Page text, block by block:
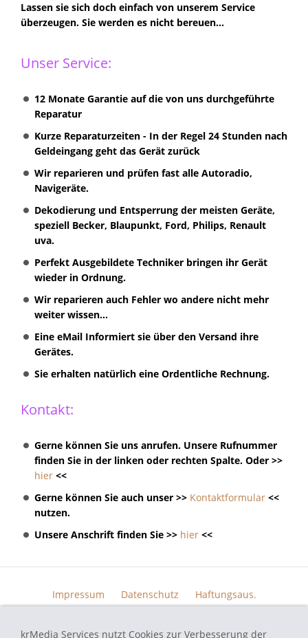
Lassen sie sich doch einfach von unserem Service
überzeugen. Sie werden es nicht bereuen...
Unser Service:
12 Monate Garantie auf die von uns durchgeführte
Reparatur
Kurze Reparaturzeiten - In der Regel 24 Stunden nach
Geldeingang geht das Gerät zurück
Wir reparieren und prüfen fast alle Autoradio,
Navigeräte.
Dekodierung und Entsperrung der meisten Geräte,
speziell Becker, Blaupunkt, Ford, Philips, Renault
uva.
Perfekt Ausgebildete Techniker bringen ihr Gerät
wieder in Ordnung.
Wir reparieren auch Fehler wo andere nicht mehr
weiter wissen...
Eine eMail Informiert sie über den Versand ihre
Gerätes.
Sie erhalten natürlich eine Ordentliche Rechnung.
Kontakt:
Gerne können Sie uns anrufen. Unsere Rufnummer
finden Sie in der linken oder rechten Spalte. Oder >>
hier <<
Gerne können Sie auch unser >> Kontaktformular <<
nutzen.
Unsere Anschrift finden Sie >> hier <<
Impressum Datenschutz
Haftungsaus.
Funktionsgarantie
krMedia Services nutzt Cookies zur Verbesserung der